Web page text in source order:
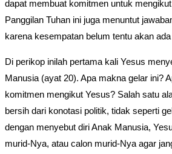
dapat membuat komitmen untuk
Panggilan Tuhan ini juga menuntut
karena kesempatan belum tentu akan ada
Di perikop inilah pertama kali Yesus
Manusia (ayat 20). Apa makna gelar ini?
komitmen mengikut Yesus? Salah satu
bersih dari konotasi politik, tidak seperti
dengan menyebut diri Anak Manusia,
murid-Nya, atau calon murid-Nya agar